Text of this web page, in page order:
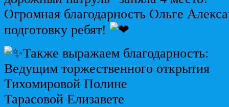
Огромная благодарность Ольге
подготовку ребят!
Также выражаем благодарность:
Ведущим торжественного открытия
Тихомировой Полине
Тарасовой Елизавете